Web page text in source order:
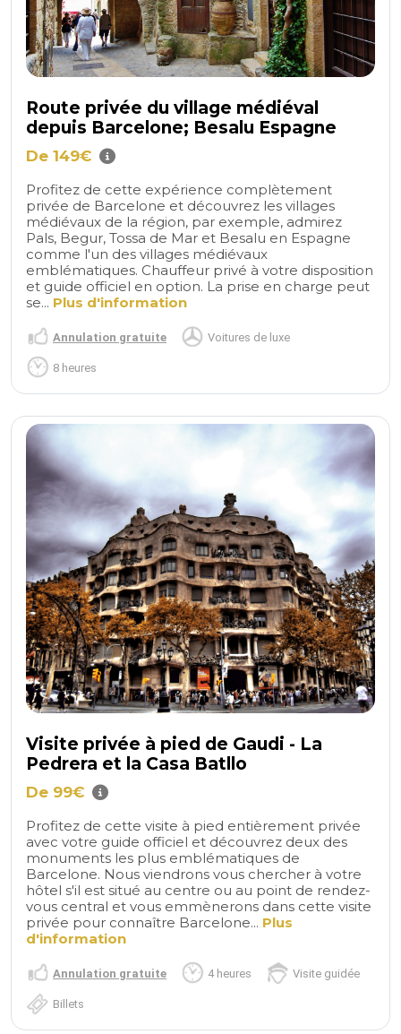
Route privée du village médiéval
depuis Barcelone; Besalu Espagne
De 149€
Profitez de cette expérience complètement
privée de Barcelone et découvrez les villages
médiévaux de la région, par exemple, admirez
Pals, Begur, Tossa de Mar et Besalu en Espagne
comme l'un des villages médiévaux
emblématiques. Chauffeur privé à votre disposition
et guide officiel en option. La prise en charge peut
se... Plus d'information
Annulation gratuite Voitures de luxe
8 heures
Visite privée à pied de Gaudi - La
Pedrera et la Casa Batllo
De 99€
Profitez de cette visite à pied entièrement privée
avec votre guide officiel et découvrez deux des
monuments les plus emblématiques de
Barcelone. Nous viendrons vous chercher à votre
hôtel s'il est situé au centre ou au point de rendez-
vous central et vous emmènerons dans cette visite
privée pour connaître Barcelone... Plus
d'information
Annulation gratuite 4 heures Visite guidée
Billets